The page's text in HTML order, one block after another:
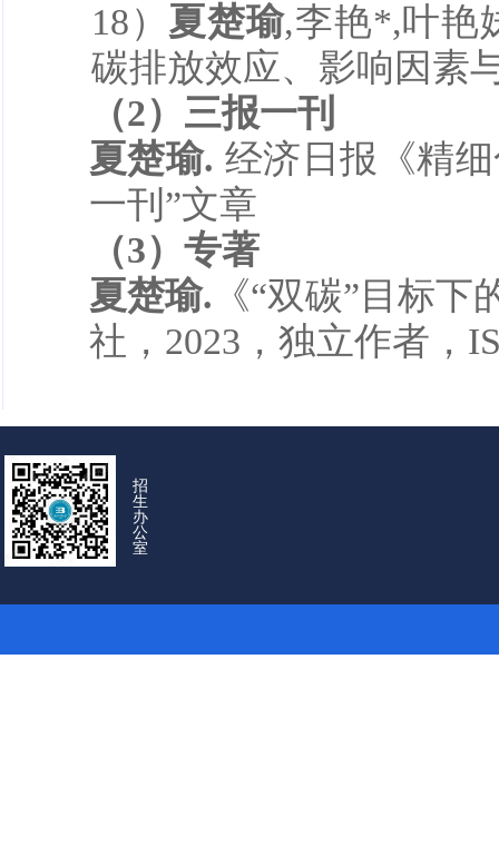
18） 夏楚瑜,李艳*,叶艳
碳排放效应、影响因素
（2） 三报一刊
夏楚瑜. 经济日报《精
一刊”文章
（3）专著
夏楚瑜. 《“双碳”目标
社，2023，独立作者，
招
生
办
公
室